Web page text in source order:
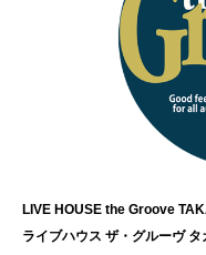
LIVE HOUSE the Groove
ライブハウス ザ・グルーヴ タ